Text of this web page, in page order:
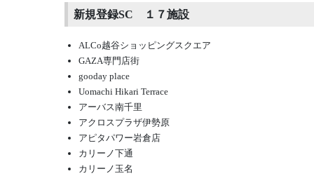
新規登録SC １７施設
ALCo越谷ショッピングスクエア
GAZA専門店街
gooday place
Uomachi Hikari Terrace
アーバス南千里
アクロスプラザ伊勢原
アピタパワー岩倉店
カリーノ下通
カリーノ玉名